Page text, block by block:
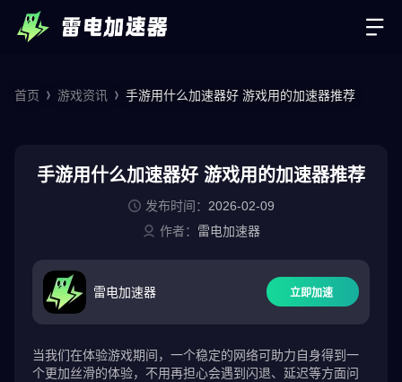
首页 游戏资讯 手游用什么加速器好 游戏用的加速器推荐
手游用什么加速器好 游戏用的加速器推荐
发布时间： 2026-02-09
作者： 雷电加速器
雷电加速器 立即加速
当我们在体验游戏期间，一个稳定的网络可助力自身得到一
个更加丝滑的体验，不用再担心会遇到闪退、延迟等方面问